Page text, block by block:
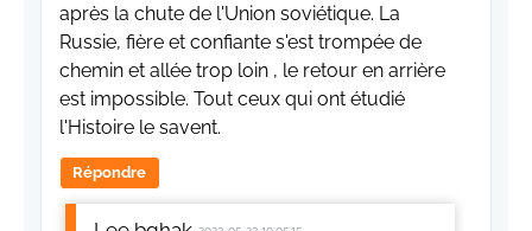
après la chute de l'Union soviétique. La
Russie, fière et confiante s'est trompée de
chemin et allée trop loin , le retour en arrière
est impossible. Tout ceux qui ont étudié
l'Histoire le savent.
Répondre